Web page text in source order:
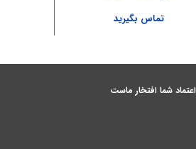
تماس بگیرید
اعتماد شما افتخار ماست